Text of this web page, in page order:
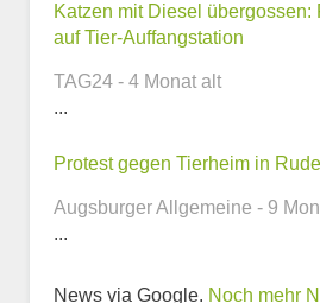
Telefonnummer
Katzen mit Diesel übergossen:
auf Tier-Auffangstation
TAG24 - 4 Monat alt
...
Protest gegen Tierheim in
Augsburger Allgemeine - 9
...
News via Google. Noch mehr